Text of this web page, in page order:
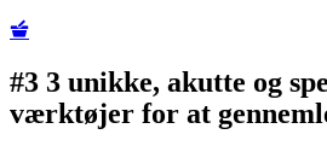
#3 3 unikke, akutte og
værktøjer for at